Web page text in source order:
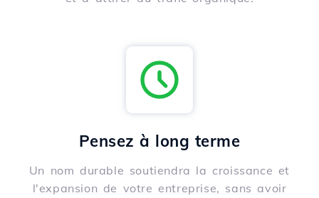
Pensez à long terme
Un nom durable soutiendra la croissance et
l'expansion de votre entreprise, sans avoir